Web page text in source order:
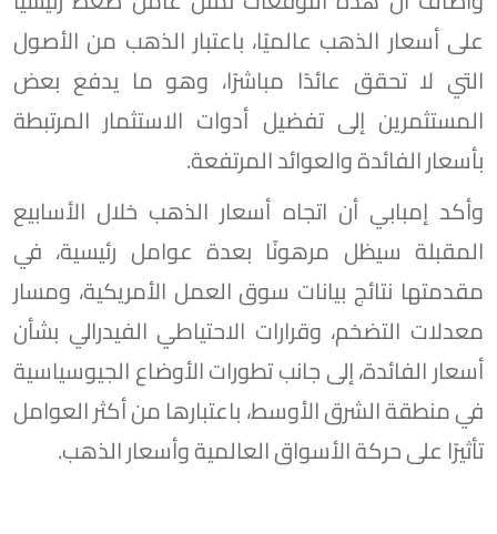
على أسعار الذهب عالميًا، باعتبار الذهب من الأصول
التي لا تحقق عائدًا مباشرًا، وهو ما يدفع بعض
المستثمرين إلى تفضيل أدوات الاستثمار المرتبطة
بأسعار الفائدة والعوائد المرتفعة.
وأكد إمبابي أن اتجاه أسعار الذهب خلال الأسابيع
المقبلة سيظل مرهونًا بعدة عوامل رئيسية، في
مقدمتها نتائج بيانات سوق العمل الأمريكية، ومسار
معدلات التضخم، وقرارات الاحتياطي الفيدرالي بشأن
أسعار الفائدة، إلى جانب تطورات الأوضاع الجيوسياسية
في منطقة الشرق الأوسط، باعتبارها من أكثر العوامل
تأثيرًا على حركة الأسواق العالمية وأسعار الذهب.